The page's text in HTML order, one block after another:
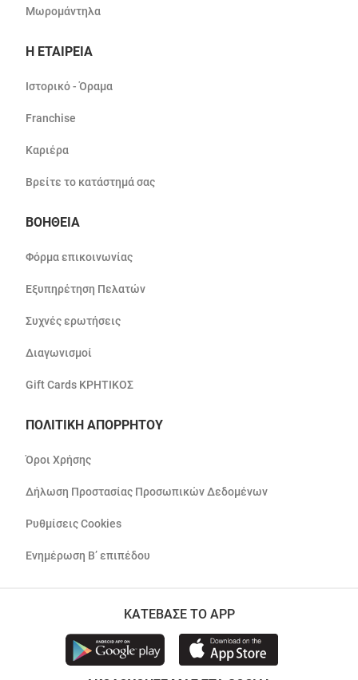
Μωρομάντηλα
Η ΕΤΑΙΡΕΙΑ
Ιστορικό - Όραμα
Franchise
Καριέρα
Βρείτε το κατάστημά σας
ΒΟΗΘΕΙΑ
Φόρμα επικοινωνίας
Εξυπηρέτηση Πελατών
Συχνές ερωτήσεις
Διαγωνισμοί
Gift Cards ΚΡΗΤΙΚΟΣ
ΠΟΛΙΤΙΚΗ ΑΠΟΡΡΗΤΟΥ
Όροι Χρήσης
Δήλωση Προστασίας Προσωπικών Δεδομένων
Ρυθμίσεις Cookies
Ενημέρωση Β’ επιπέδου
ΚΑΤΕΒΑΣΕ ΤΟ APP